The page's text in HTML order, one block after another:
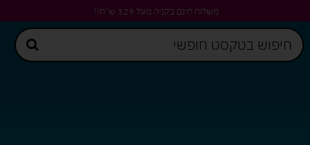
משלוח חינם בקניה מעל 329 ש"ח!!